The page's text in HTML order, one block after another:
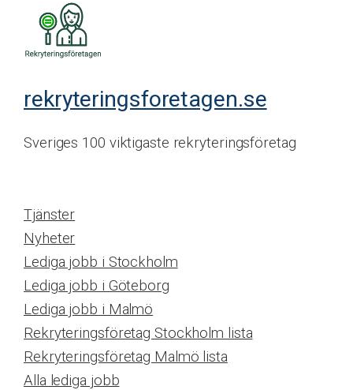
rekryteringsforetagen.se
Sveriges 100 viktigaste rekryteringsföretag
Tjänster
Nyheter
Lediga jobb i Stockholm
Lediga jobb i Göteborg
Lediga jobb i Malmö
Rekryteringsföretag Stockholm lista
Rekryteringsföretag Malmö lista
Alla lediga jobb